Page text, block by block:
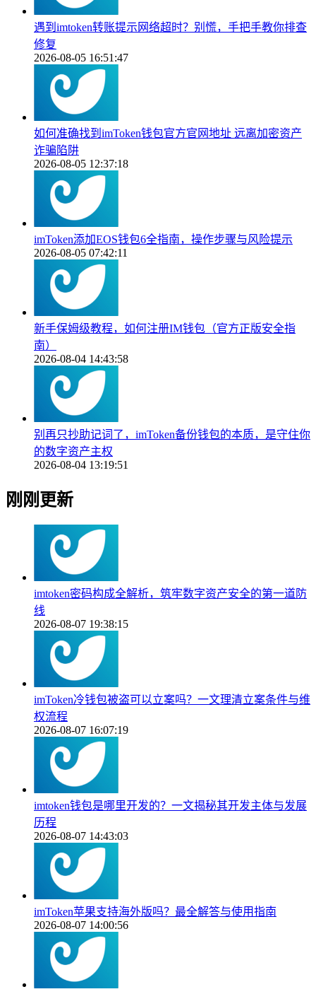
遇到imtoken转账提示网络超时？别慌，手把手教你排查
修复
2026-08-05 16:51:47
如何准确找到imToken钱包官方官网地址 远离加密资产
诈骗陷阱
2026-08-05 12:37:18
imToken添加EOS钱包6全指南，操作步骤与风险提示
2026-08-05 07:42:11
新手保姆级教程，如何注册IM钱包（官方正版安全指
南）
2026-08-04 14:43:58
别再只抄助记词了，imToken备份钱包的本质，是守住你
的数字资产主权
2026-08-04 13:19:51
刚刚更新
imtoken密码构成全解析，筑牢数字资产安全的第一道防
线
2026-08-07 19:38:15
imToken冷钱包被盗可以立案吗？一文理清立案条件与维
权流程
2026-08-07 16:07:19
imtoken钱包是哪里开发的？一文揭秘其开发主体与发展
历程
2026-08-07 14:43:03
imToken苹果支持海外版吗？最全解答与使用指南
2026-08-07 14:00:56